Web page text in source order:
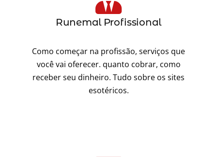
Runemal Profissional
Como começar na profissão, serviços que
você vai oferecer. quanto cobrar, como
receber seu dinheiro. Tudo sobre os sites
esotéricos.